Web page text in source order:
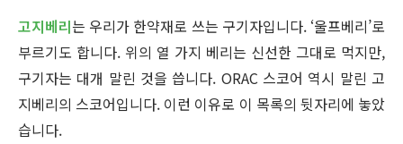
고지베리는 우리가 한약재로 쓰는 구기자입니다. ‘울프베리’로
부르기도 합니다. 위의 열 가지 베리는 신선한 그대로 먹지만,
구기자는 대개 말린 것을 씁니다. ORAC 스코어 역시 말린 고
지베리의 스코어입니다. 이런 이유로 이 목록의 뒷자리에 놓았
습니다.